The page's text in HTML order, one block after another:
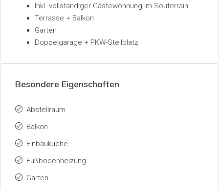
Inkl. vollständiger Gästewohnung im Souterrain
Terrasse + Balkon
Garten
Doppelgarage + PKW-Stellplatz
Besondere Eigenschaften
Abstellraum
Balkon
Einbauküche
Fußbodenheizung
Garten